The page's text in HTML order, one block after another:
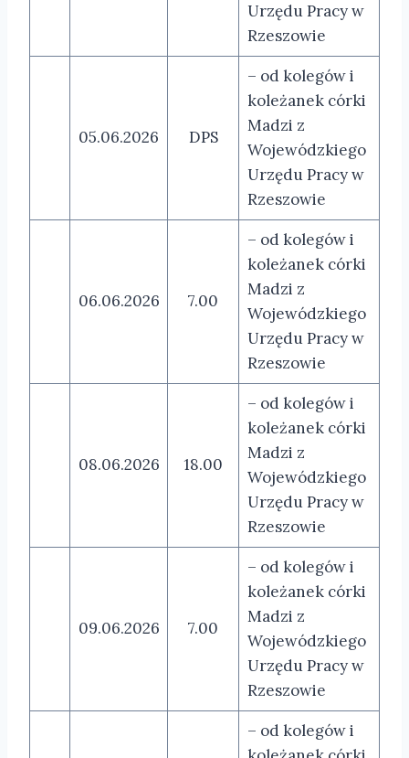
Urzędu Pracy w
Rzeszowie
05.06.2026 DPS
– od kolegów i
koleżanek córki
Madzi z
Wojewódzkiego
Urzędu Pracy w
Rzeszowie
06.06.2026 7.00
– od kolegów i
koleżanek córki
Madzi z
Wojewódzkiego
Urzędu Pracy w
Rzeszowie
08.06.2026 18.00
– od kolegów i
koleżanek córki
Madzi z
Wojewódzkiego
Urzędu Pracy w
Rzeszowie
09.06.2026 7.00
– od kolegów i
koleżanek córki
Madzi z
Wojewódzkiego
Urzędu Pracy w
Rzeszowie
– od kolegów i